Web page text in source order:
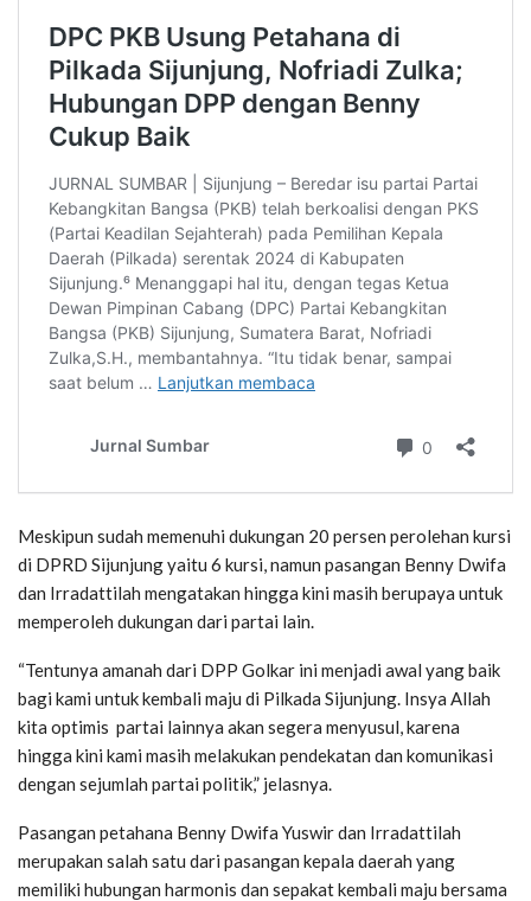
Meskipun sudah memenuhi dukungan 20 persen perolehan kursi
di DPRD Sijunjung yaitu 6 kursi, namun pasangan Benny Dwifa
dan Irradattilah mengatakan hingga kini masih berupaya untuk
memperoleh dukungan dari partai lain.
“Tentunya amanah dari DPP Golkar ini menjadi awal yang baik
bagi kami untuk kembali maju di Pilkada Sijunjung. Insya Allah
kita optimis partai lainnya akan segera menyusul, karena
hingga kini kami masih melakukan pendekatan dan komunikasi
dengan sejumlah partai politik,” jelasnya.
Pasangan petahana Benny Dwifa Yuswir dan Irradattilah
merupakan salah satu dari pasangan kepala daerah yang
memiliki hubungan harmonis dan sepakat kembali maju bersama